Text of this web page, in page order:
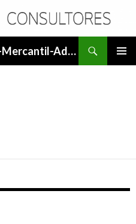
Asesoría Fiscal-Contable-Mercantil-Administrativa.